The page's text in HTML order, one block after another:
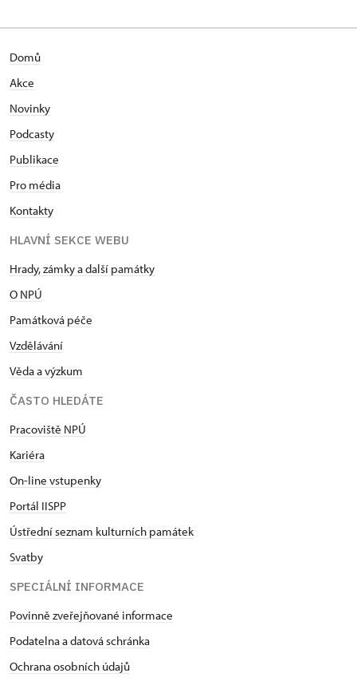
Domů
Akce
Novinky
Podcasty
Publikace
Pro média
Kontakty
HLAVNÍ SEKCE WEBU
Hrady, zámky a další památky
O NPÚ
Památková péče
Vzdělávání
Věda a výzkum
ČASTO HLEDÁTE
Pracoviště NPÚ
Kariéra
On-line vstupenky
Portál IISPP
Ústřední seznam kulturních památek
Svatby
SPECIÁLNÍ INFORMACE
Povinně zveřejňované informace
Podatelna a datová schránka
Ochrana osobních údajů